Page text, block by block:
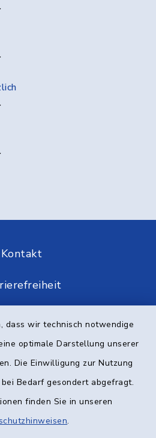
dass wir technisch notwendige
optimale Darstellung unserer
Die Einwilligung zur Nutzung
Bedarf gesondert abgefragt.
finden Sie in unseren
.
Kontakt
Kommunikation